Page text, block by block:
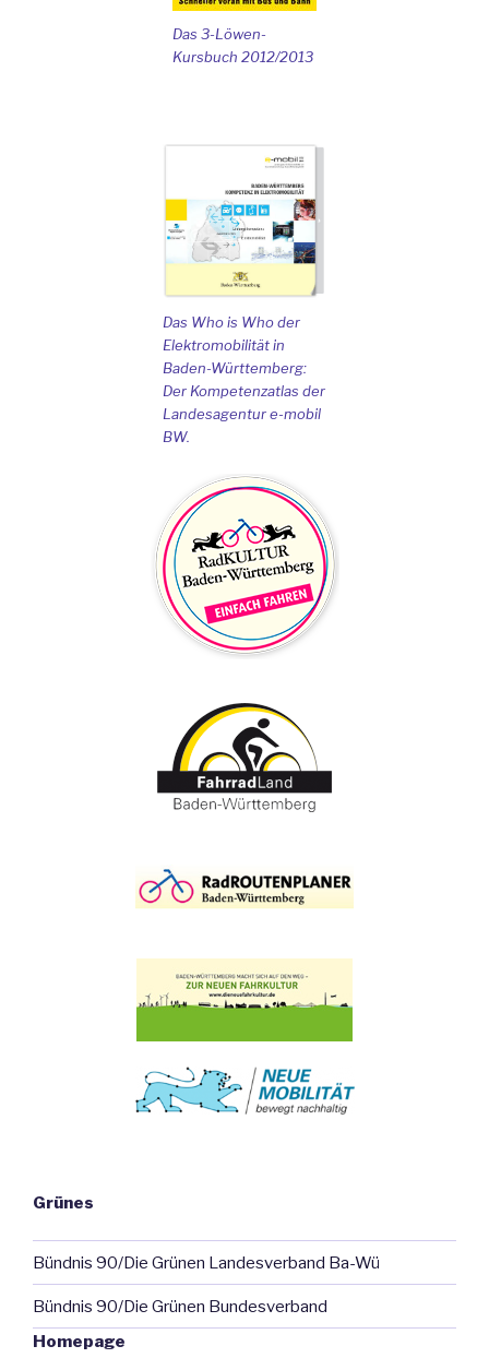
Das 3-Löwen-
Kursbuch 2012/2013
Das Who is Who der
Elektromobilität in
Baden-Württemberg:
Der Kompetenzatlas der
Landesagentur e-mobil
BW.
Grünes
Bündnis 90/Die Grünen Landesverband Ba-Wü
Bündnis 90/Die Grünen Bundesverband
Homepage